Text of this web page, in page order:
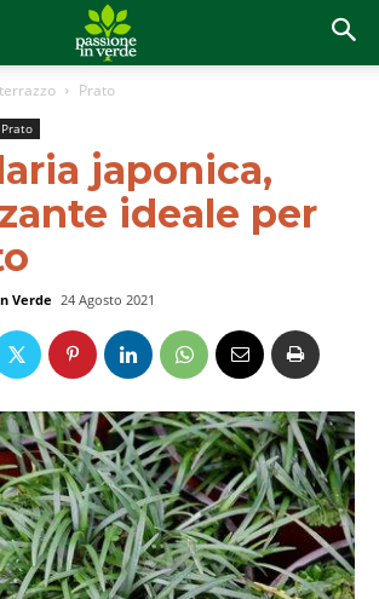
Prato
Prato
japonica,
ideale per
Verde 24 Agosto 2021